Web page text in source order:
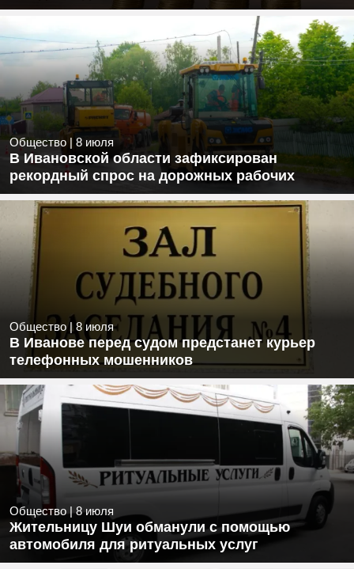
Общество | 8 июля
В Ивановской области зафиксирован
рекордный спрос на дорожных рабочих
Общество|8 июля
В Иванове перед судом предстанет курьер
телефонных мошенников
Общество|8 июля
Жительницу Шуи обманули с помощью
автомобиля для ритуальных услуг